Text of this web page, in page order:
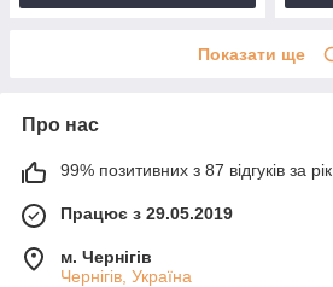
Показати ще
Про нас
99% позитивних з 87 відгуків за рік
Працює з 29.05.2019
м. Чернігів
Чернігів, Україна